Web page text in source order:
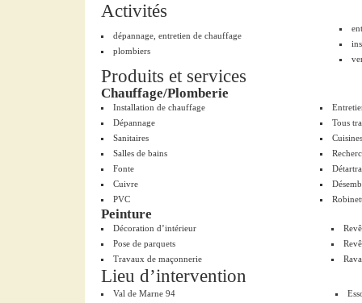
Activités
dépannage, entretien de chauffage
plombiers
Produits et services
Chauffage/Plomberie
Installation de chauffage
Dépannage
Sanitaires
Salles de bains
Fonte
Cuivre
PVC
Tous
Peinture
Décoration d’intérieur
Pose de parquets
Travaux de maçonnerie
Lieu d’intervention
Val de Marne 94